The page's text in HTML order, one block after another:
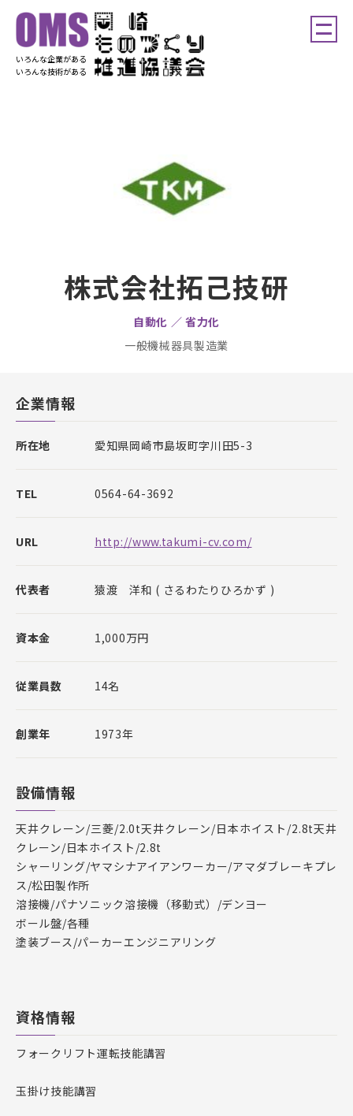
いろんな企業がある
いろんな技術がある
株式会社拓己技研
自動化 ／ 省力化
一般機械器具製造業
企業情報
所在地 愛知県岡崎市島坂町字川田5-3
TEL 0564-64-3692
URL http://www.takumi-cv.com/
代表者 猿渡 洋和 ( さるわたりひろかず )
資本金 1,000万円
従業員数 14名
創業年 1973年
設備情報
天井クレーン/三菱/2.0t天井クレーン/日本ホイスト/2.8t天井
クレーン/日本ホイスト/2.8t
シャーリング/ヤマシナアイアンワーカー/アマダブレーキプレ
ス/松田製作所
溶接機/パナソニック溶接機（移動式）/デンヨー
ボール盤/各種
塗装ブース/パーカーエンジニアリング
資格情報
フォークリフト運転技能講習
玉掛け技能講習